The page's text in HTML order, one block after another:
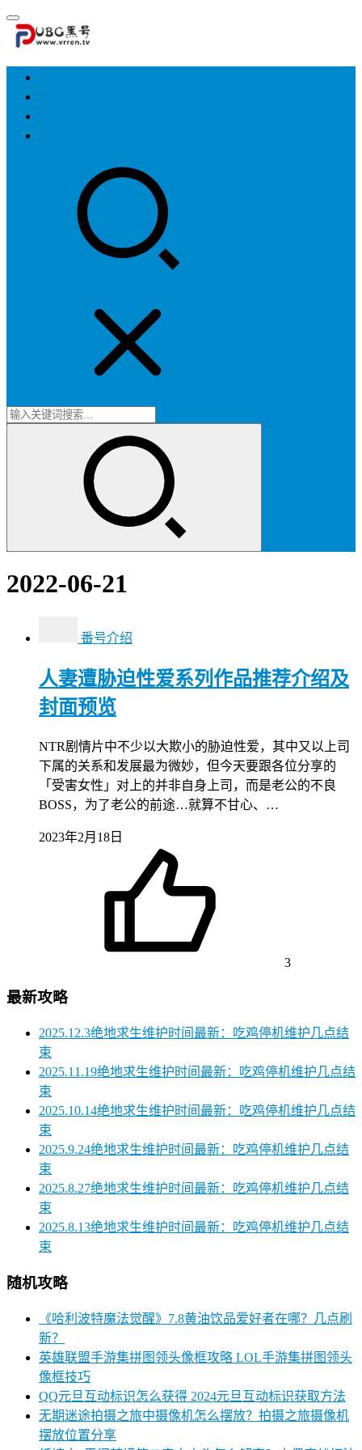
2022-06-21
番号介绍
人妻遭胁迫性爱系列作品推荐介绍及
封面预览
NTR剧情片中不少以大欺小的胁迫性爱，其中又以上司
下属的关系和发展最为微妙，但今天要跟各位分享的
「受害女性」对上的并非自身上司，而是老公的不良
BOSS，为了老公的前途…就算不甘心、…
2023年2月18日
3
最新攻略
2025.12.3绝地求生维护时间最新：吃鸡停机维护几点结
束
2025.11.19绝地求生维护时间最新：吃鸡停机维护几点结
束
2025.10.14绝地求生维护时间最新：吃鸡停机维护几点结
束
2025.9.24绝地求生维护时间最新：吃鸡停机维护几点结
束
2025.8.27绝地求生维护时间最新：吃鸡停机维护几点结
束
2025.8.13绝地求生维护时间最新：吃鸡停机维护几点结
束
随机攻略
《哈利波特魔法觉醒》7.8黄油饮品爱好者在哪？几点刷
新？
英雄联盟手游集拼图领头像框攻略 LOL手游集拼图领头
像框技巧
QQ元旦互动标识怎么获得 2024元旦互动标识获取方法
无期迷途拍摄之旅中摄像机怎么摆放？拍摄之旅摄像机
摆放位置分享